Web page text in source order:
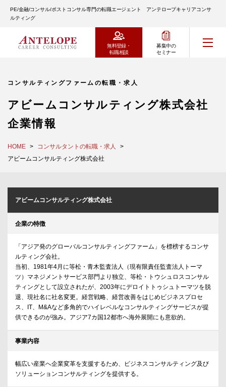
PE/金融/コンサル/ポストコンサル専門の転職エージェント アンテロープキャリアコンサ
ルティング
無料登録・
転職相談
募集中の
セミナー
コンサルティングファームの転職・求人
アビームコンサルティング株式会社
企業情報
HOME
コンサルタントの転職・求人
アビームコンサルティング株式会社
アビームコンサルティング株式会社
企業の特徴
「アジア発のグローバルコンサルティングファーム」を標榜するコンサ
ルティング会社。
当初、1981年4月に等松・青木監査法人（現有限責任監査法人トーマ
ツ）マネジメントサービス部門より独立、等松・トウシュロスコンサル
ティングとして設立されたが、2003年にデロイトトゥシュトーマツを脱
退、現社名に社名変更。経営戦略、経営改善をはじめビジネスプロセ
ス、IT、M&Aなど多角的でハイレベルなコンサルティングサービスが提
供できるのが強み。アジア7カ国12都市へ海外展開にも意欲的。
事業内容
幅広い産業へ企業変革を支援するため、ビジネスコンサルティング及び
ソリューションコンサルティングを提供する。